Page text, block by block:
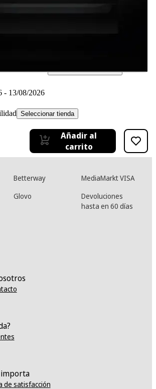
Ficha técnica
Simula tu financiación*
- 13/08/2026
Seleccionar tienda
Añadir al
carrito
Betterway
MediaMarkt VISA
Glovo
Devoluciones
hasta en 60 días
de satisfacción